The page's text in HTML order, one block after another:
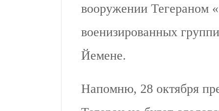
вооружении Тегераном
военизированных
Йемене.
Напомню, 28 октября